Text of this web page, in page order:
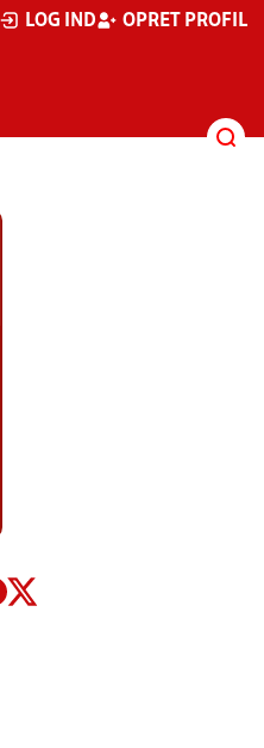
LOG IND OPRET PROFIL